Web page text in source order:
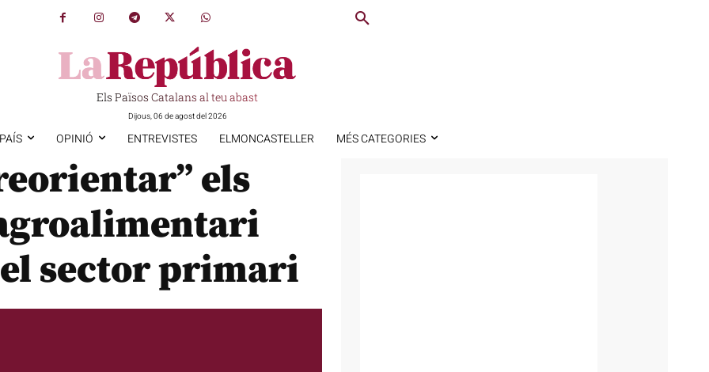
Els Països Catalans al teu abast
Dijous, 06 de agost del 2026
OPINIÓ ENTREVISTES ELMONCASTELLER MÉS CATEGORIES
els
sector primari